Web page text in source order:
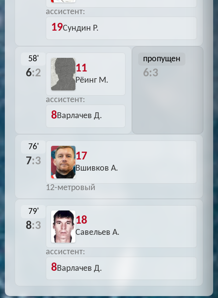
ассистент:
19Сундин Р.
58'
6:2 11
Рёинг М.
ассистент:
8Варлачев Д.
пропущен
6:3
76'
7:3 17
Вшивков А.
12-метровый
79'
8:3 18
Савельев А.
ассистент:
8Варлачев Д.